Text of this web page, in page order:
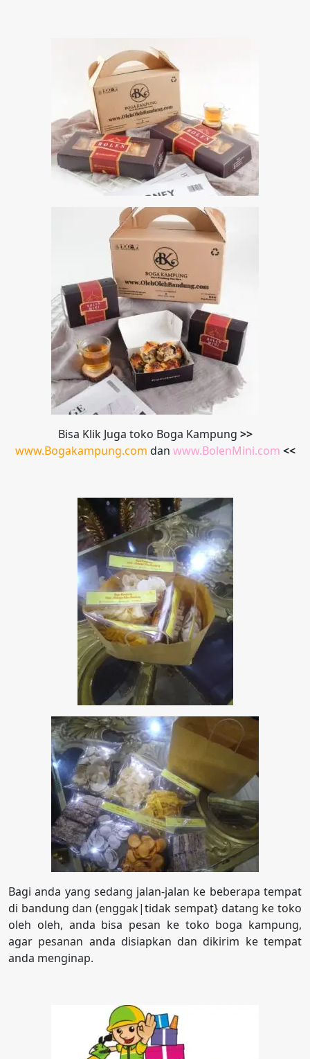
Bisa Klik Juga toko Boga Kampung >>
www.Bogakampung.com dan www.BolenMini.com <<
Bagi anda yang sedang jalan-jalan ke beberapa tempat
di bandung dan (enggak|tidak sempat} datang ke toko
oleh oleh, anda bisa pesan ke toko boga kampung,
agar pesanan anda disiapkan dan dikirim ke tempat
anda menginap.